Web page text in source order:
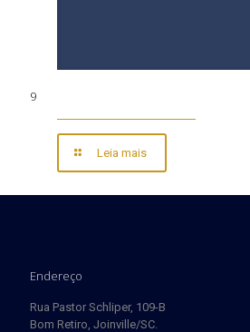
9
Leia mais
Endereço
Rua Pastor Schliper, 109-B
Bom Retiro, Joinville/SC.